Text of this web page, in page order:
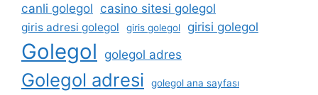
canli golegol casino sitesi golegol
giris adresi golegol giris golegol girisi golegol
Golegol golegol adres
Golegol adresi golegol ana sayfası